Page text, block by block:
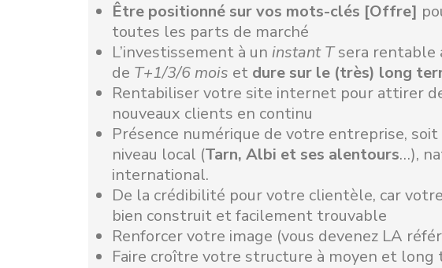
Être positionné sur vos mots-clés [Offre]
toutes les parts de marché
L’investissement à un instant Tsera rentable
de T+1/3/6 mois et dure sur le (très) long
Rentabiliser votre site internet pour attirer
nouveaux clients en continu
Présence numérique de votre entreprise, soit
niveau local (Tarn, Albi et ses alentours…),
international.
De la crédibilité pour votre clientèle, car
bien construit et facilement trouvable
Renforcer votre image (vous devenez LA
Faire croître votre structure à moyen et long